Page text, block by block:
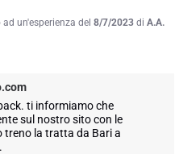
ad un'esperienza del 8/7/2023 di A.A.
ti informiamo che
sul nostro sito con le
treno la tratta da Bari a